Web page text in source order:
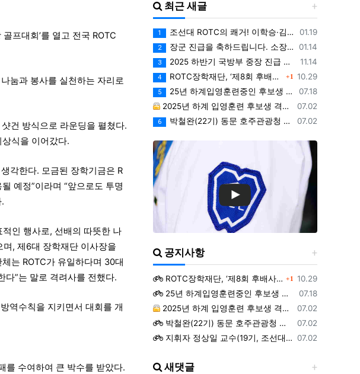
프대회’를 열고 전국 ROTC
눔과 봉사를 실천하는 자리로
건 방식으로 라운딩을 펼쳤다.
식을 이어갔다.
각한다. 모금된 장학기금은 R
예정”이라며 “앞으로도 투명
인 행사로, 선배의 따뜻한 나
며, 제6대 장학재단 이사장을
는 ROTC가 유일하다며 30대
다”는 말로 격려사를 전했다.
역수칙을 지키면서 대회를 개
를 수여하여 큰 박수를 받았다.
최근 새글
등록일
01.19
1
조선대 ROTC의 쾌거! 이학승·김하랑 후보생, ‘2026 美 대학 특별리더십 연수’ 선발
등록일
01.14
2
장군 진급을 축하드립니다. 소장 박민영(31기/정보), 준장 서필석(34기/공병).황주봉(36기/보병).김희찬(36기/기갑)
등록일
11.14
3
2025 하반기 국방부 중장 진급 인사
등록일
10.29
4 ROTC장학재단, ‘제8회 후배사랑 골프대회’ 열어.. 장학기금 3억 7,620만원 조성 1
등록일
07.18
5
25년 하계입영훈련중인 후보생 위문 후기
등록일
07.02
2025년 하계 입영훈련 후보생 격려방문 안내 - 7월9일(수)
등록일
07.02
6 박철완(22기) 동문 호주관광청 주관 - 호주 추억전에 한국화 최초 초청 전시회
공지사항
등록일
10.29
ROTC장학재단, ‘제8회 후배사랑 골프대회’ 열어.. 장학기금 3억 7,620만원 조성 1
등록일
07.18
25년 하계입영훈련중인 후보생 위문 후기
등록일
07.02
2025년 하계 입영훈련 후보생 격려방문 안내 - 7월9일(수)
등록일
07.02
박철완(22기) 동문 호주관광청 주관 - 호주 추억전에 한국화 최초 초청 전시회
등록일
07.02
지휘자 정상일 교수(19기, 조선대) 대한민국휠체어합창단 창단 10주년 기념 제10회 정기연주회
등록일
01.22
예능프로그램 ‘강철부대’ 여군편인 ‘강철부대W’에 ROTC 동문 4인이 출연
새댓글